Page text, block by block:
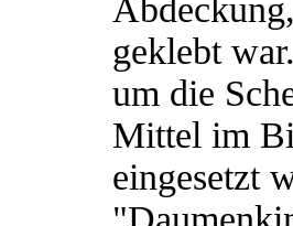
geklebt
um die
Mittel im
eingesetzt